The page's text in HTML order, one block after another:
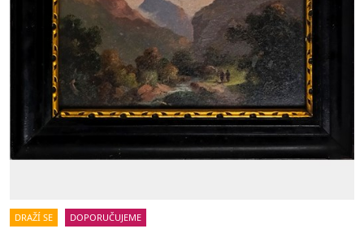
DRAŽÍ SE DOPORUČUJEME